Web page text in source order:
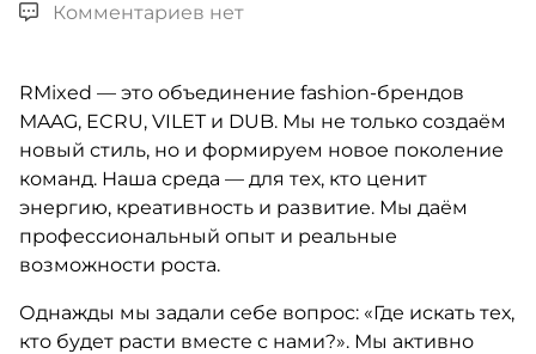
Комментариев нет
RMixed — это объединение fashion-брендов
MAAG, ECRU, VILET и DUB. Мы не только создаём
новый стиль, но и формируем новое поколение
команд. Наша среда — для тех, кто ценит
энергию, креативность и развитие. Мы даём
профессиональный опыт и реальные
возможности роста.
Однажды мы задали себе вопрос: «Где искать тех,
кто будет расти вместе с нами?». Мы активно